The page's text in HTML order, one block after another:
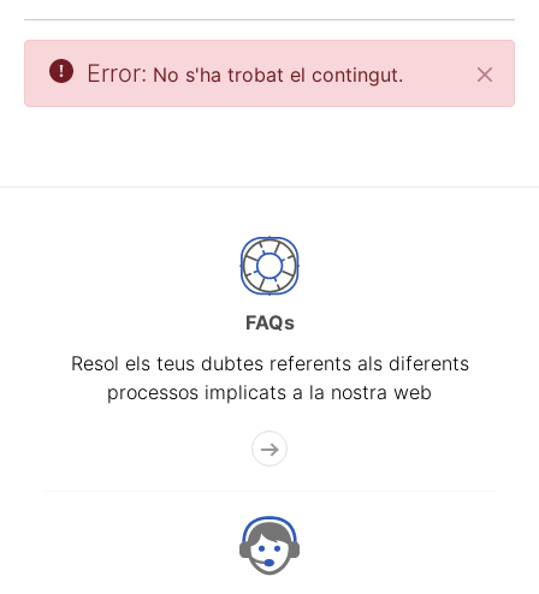
Mostra/Amaga
Mostra/Amaga
Tanca
Error: No s'ha trobat el contingut.
FAQs
Resol els teus dubtes referents als diferents
processos implicats a la nostra web